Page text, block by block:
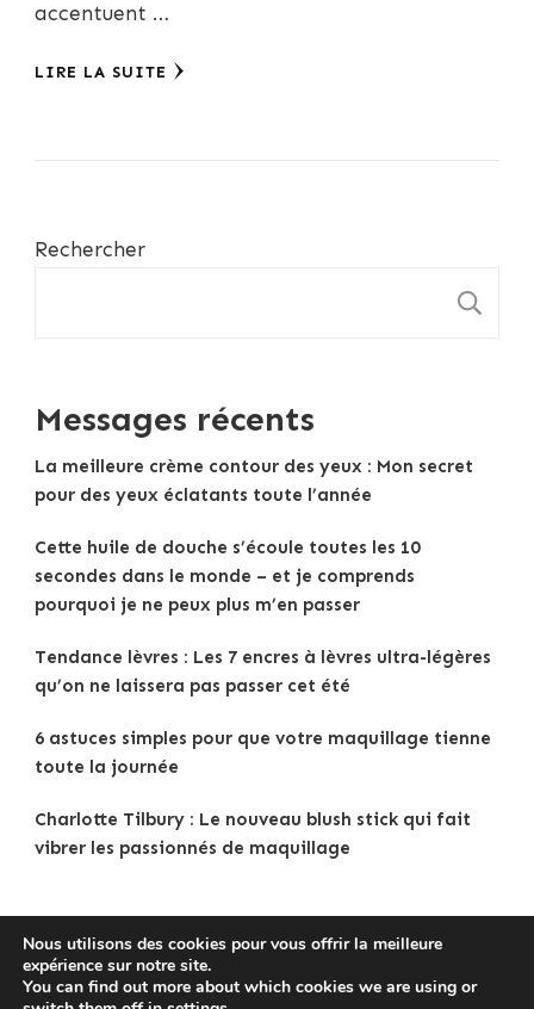
accentuent …
LIRE LA SUITE
Rechercher
Messages récents
La meilleure crème contour des yeux : Mon secret
pour des yeux éclatants toute l’année
Cette huile de douche s’écoule toutes les 10
secondes dans le monde – et je comprends
pourquoi je ne peux plus m’en passer
Tendance lèvres : Les 7 encres à lèvres ultra-légères
qu’on ne laissera pas passer cet été
6 astuces simples pour que votre maquillage tienne
toute la journée
Charlotte Tilbury : Le nouveau blush stick qui fait
vibrer les passionnés de maquillage
Copyright © 2025Tenue Femme
Politique de confidentialité
Nous utilisons des cookies pour vous offrir la meilleure
expérience sur notre site.
You can find out more about which cookies we are using or